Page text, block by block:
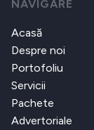
NAVIGARE
Acasă
Despre noi
Portofoliu
Servicii
Pachete
Advertoriale